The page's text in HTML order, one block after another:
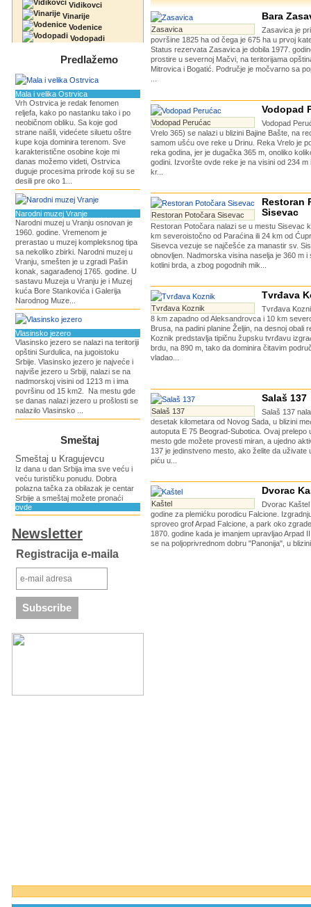
Vidikovci
Vinarije
Vodenice
Vodopadi
Predlažemo
Mala i velika Ostrvica
Vrh Ostrvica je redak fenomen
reljefa, kako po nastanku tako i po
neobičnom obliku. Sa koje god
strane naišli, videćete siluetu oštre
kupe koja dominira terenom. Sve
karakteristične osobine koje mi
danas možemo videti, Ostrvica
duguje procesima prirode koji su se
desili pre oko 1...
Narodni muzej Vranje
Narodni muzej u Vranju osnovan je
1960. godine. Vremenom je
prerastao u muzej kompleksnog tipa
sa nekoliko zbirki. Narodni muzej u
Vranju, smešten je u zgradi Pašin
konak, sagarađenoj 1765. godine. U
sastavu Muzeja u Vranju je i Muzej
kuća Bore Stankovića i Galerija
Narodnog Muze...
Vlasinsko jezero
Vlasinsko jezero se nalazi na teritoriji
opštini Surdulica, na jugoistoku
Srbije. Vlasinsko jezero je najveće i
najviše jezero u Srbiji, nalazi se na
nadmorskoj visini od 1213 m i ima
površinu od 15 km2. Na mestu gde
se danas nalazi jezero u prošlosti se
nalazilo Vlasinsko ...
Smeštaj
Smeštaj u Kragujevcu
Iz dana u dan Srbija ima sve veću i
veću turističku ponudu. Dobra
polazna tačka za obilazak je centar
Srbije a smeštaj možete pronaći
ovde
Newsletter
Registracija e-maila
Zasavica
Bara
Zasavica je
površine 1825 ha od čega je 675 ha u prvoj
Status rezervata Zasavica je dobila 1977.
prostire u severnoj Mačvi, na teritorijama
Mitrovica i Bogatić. Područje je močvarno sa
Vodopad Perućac
Vodopad
Vodopad
Vrelo 365) se nalazi u blizini Bajine Bašte, na
samom ušću ove reke u Drinu. Reka Vrelo je
reka godina, jer je dugačka 365 m, onoliko
godini. Izvoršte ovde reke je na visini od 234 m
kr...
Restoran Potočara Sisevac
Restoran
Sisevac
Restoran Potočara nalazi se u mestu Sisevac
km severoistočno od Paraćina ili 24 km od
Sisevca vezuje se najčešće za manastir sv.
obnovljen. Nadmorska visina naselja je 360 m i
kotlini brda, a zbog pogodnih mik...
Tvrđava Koznik
Tvrđava
Tvrđava
8 km zapadno od Aleksandrovca i 10 km
Brusa, na padini planine Željin, na desnoj obali
Koznik predstavlja tipičnu župsku tvrđavu
brdu, na 890 m, tako da dominira čitavim
vladao...
Salaš 137
Salaš 137
Salaš 137
desetak kilometara od Novog Sada, u blizini
autoputa E 75 Beograd-Subotica. Ovaj prelepo
mesto gde možete provesti miran, a ujedno
137 je jedinstveno mesto, ako želite da uživate
piću u...
Kaštel
Dvorac
Dvorac
godine za plemićku porodicu Falcione.
sproveo grof Arpad Falcione, a park oko
1870. godine kada je imanjem upravljao Arpad
se na poljoprivrednom dobru "Panonija", u